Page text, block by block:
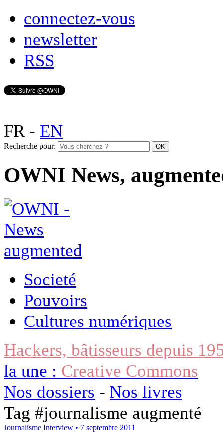
connectez-vous
newsletter
RSS
FR- EN
Recherche pour:
OWNI News,
Societé
Pouvoirs
Cultures numériques
Hackers, bâtisseurs depuis
la une : Creative Commons
Nos dossiers - Nos livres
Tag #journalisme augmenté
Journalisme Interview • 7 septembre 2011